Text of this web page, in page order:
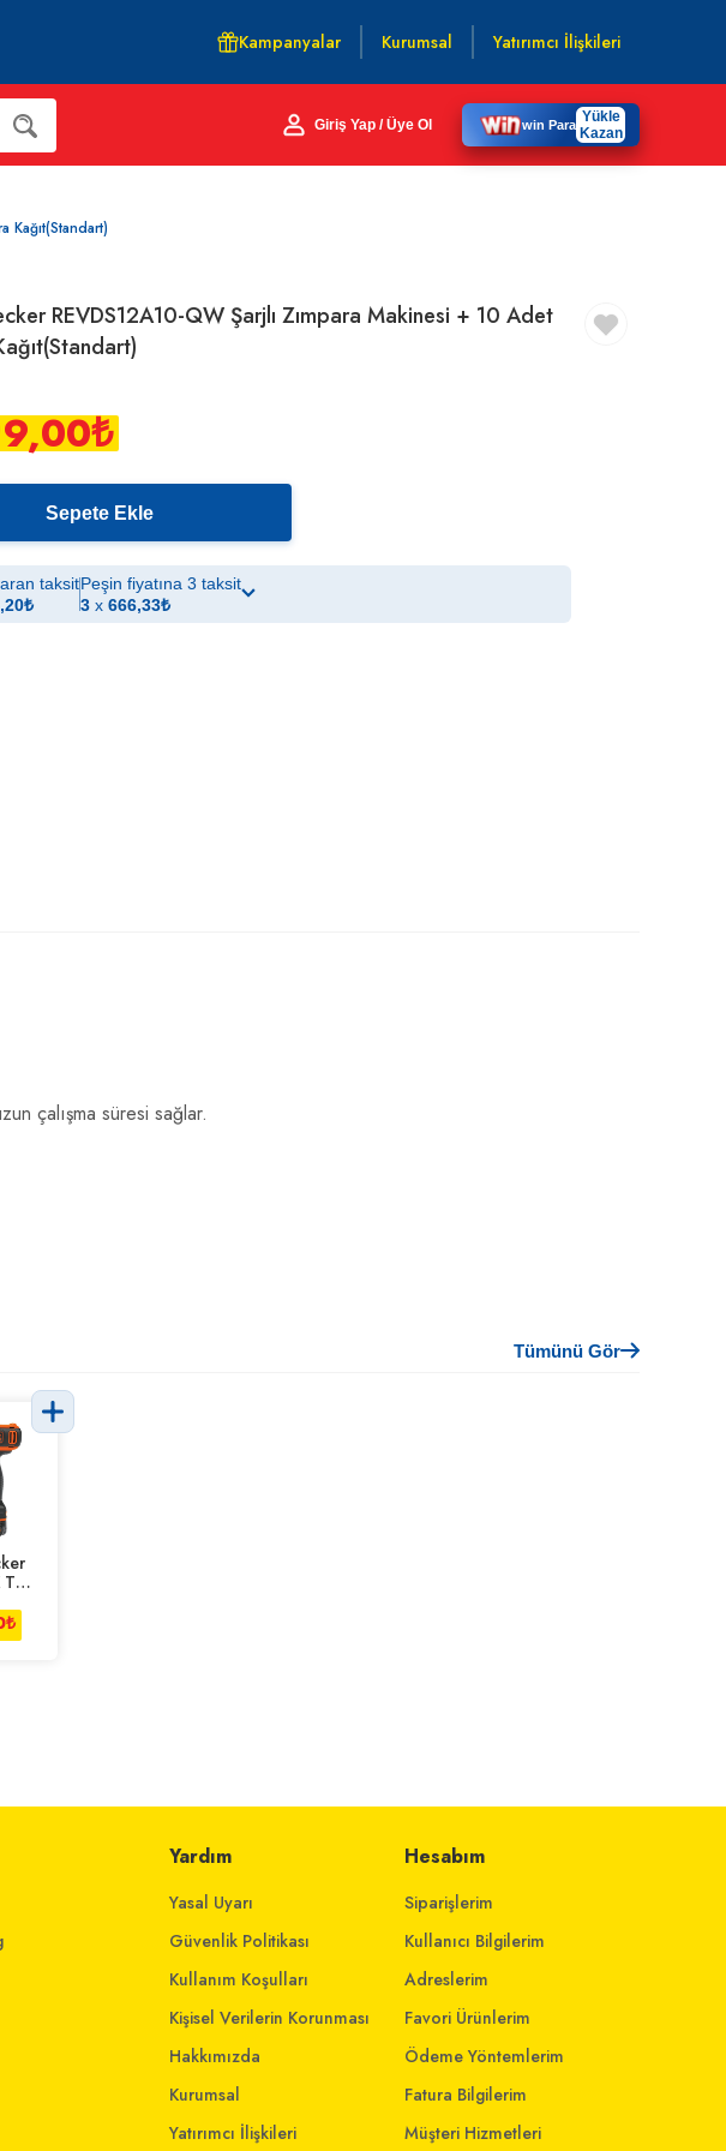
Kampanyalar Kurumsal Yatırımcı İlişkileri
Giriş Yap / Üye Ol win Para Yükle
Kazan
Kağıt(Standart)
REVDS12A10-QW Şarjlı Zımpara Makinesi + 10 Adet
₺
Sepete Ekle
taksit
₺
Peşin fiyatına 3 taksit
3 x 666,33₺
çalışma süresi sağlar.
Tümünü Gör
₺
Yardım
Yasal Uyarı
Güvenlik Politikası
Kullanım Koşulları
Kişisel Verilerin Korunması
Hakkımızda
Kurumsal
Yatırımcı İlişkileri
Hesabım
Siparişlerim
Kullanıcı Bilgilerim
Adreslerim
Favori Ürünlerim
Ödeme Yöntemlerim
Fatura Bilgilerim
Müşteri Hizmetleri